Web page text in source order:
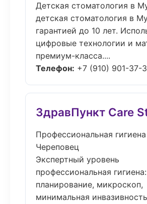
Детская стоматология в
детская стоматология в
гарантией до 10 лет.
цифровые технологии и
премиум-класса....
Телефон: +7 (910) 901-37-
ЗдравПункт Care
Профессиональная
Череповец
Экспертный уровень
профессиональная
планирование, микроскоп,
минимальная